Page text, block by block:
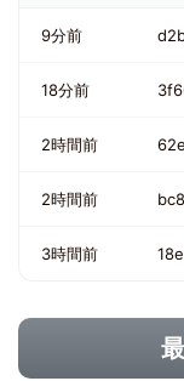
9分前
18分前
2時間前
2時間前
3時間前